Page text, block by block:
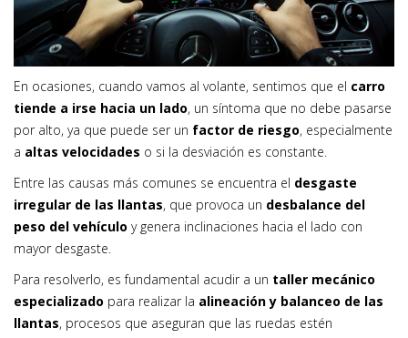
En ocasiones, cuando vamos al volante, sentimos que el carro
tiende a irse hacia un lado, un síntoma que no debe pasarse
por alto, ya que puede ser un factor de riesgo, especialmente
a altas velocidades o si la desviación es constante.
Entre las causas más comunes se encuentra el desgaste
irregular de las llantas, que provoca un desbalance del
peso del vehículo y genera inclinaciones hacia el lado con
mayor desgaste.
Para resolverlo, es fundamental acudir a un taller mecánico
especializado para realizar la alineación y balanceo de las
llantas, procesos que aseguran que las ruedas estén